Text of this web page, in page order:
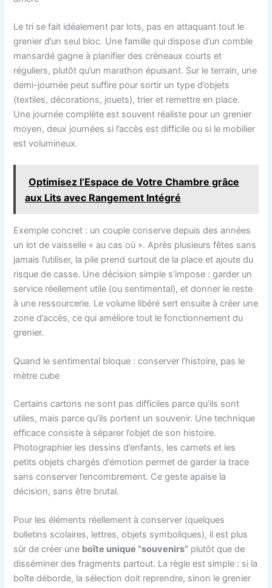
Le tri se fait idéalement par lots, pas en attaquant tout le
grenier d’un seul bloc. Une famille qui dispose d’un comble
mansardé gagne à planifier des créneaux courts et
réguliers, plutôt qu’un marathon épuisant. Sur le terrain, une
demi-journée peut suffire pour sortir un type d’objets
(textiles, décorations, jouets), trier et remettre en place.
Une journée complète est souvent réaliste pour un grenier
moyen, deux journées si l’accès est difficile ou si le mobilier
est volumineux.
Optimisez l’Espace de Votre Chambre grâce
aux Lits avec Rangement Intégré
Exemple concret : un couple conserve depuis des années
un lot de vaisselle « au cas où ». Après plusieurs fêtes sans
jamais l’utiliser, la pile prend surtout de la place et ajoute du
risque de casse. Une décision simple s’impose : garder un
service réellement utile (ou sentimental), et donner le reste
à une ressourcerie. Le volume libéré sert ensuite à créer une
zone d’accès, ce qui améliore tout le fonctionnement du
grenier.
Quand le sentimental bloque : conserver l’histoire, pas le
mètre cube
Certains cartons ne sont pas difficiles parce qu’ils sont
utiles, mais parce qu’ils portent un souvenir. Une technique
efficace consiste à séparer l’objet de son histoire.
Photographier les dessins d’enfants, les carnets et les
petits objets chargés d’émotion permet de garder la trace
sans conserver l’encombrement. Ce geste apaise la
décision, sans être brutal.
Pour les éléments réellement à conserver (quelques
bulletins scolaires, lettres, objets symboliques), il est plus
sûr de créer une boîte unique “souvenirs” plutôt que de
disséminer des fragments partout. La règle est simple : si la
boîte déborde, la sélection doit reprendre, sinon le grenier